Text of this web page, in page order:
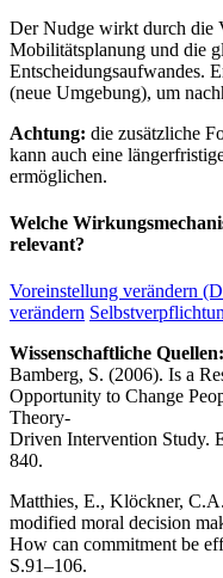
Der Nudge wirkt durch die
Mobilitätsplanung und die
Entscheidungsaufwandes.
(neue Umgebung), um
Achtung: die zusätzliche
kann auch eine
ermöglichen.
Welche
relevant?
Voreinstellung verändern
verändern
Wissenschaftliche Quellen:
Bamberg, S. (2006). Is a
Opportunity to Change
Theory-
Driven Intervention Study.
840.
Matthies, E., Klöckner,
modified moral decision
How can commitment be
S.91–106.